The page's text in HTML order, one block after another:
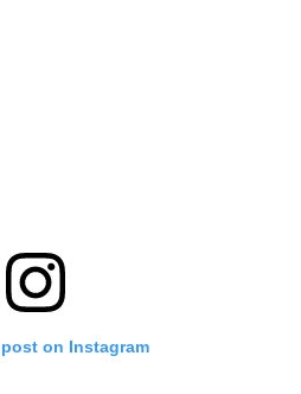
on Instagram